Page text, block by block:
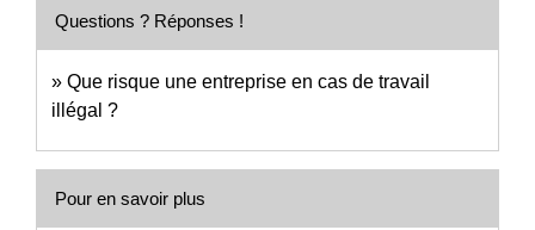
Questions ? Réponses !
Que risque une entreprise en cas de travail
illégal ?
Pour en savoir plus